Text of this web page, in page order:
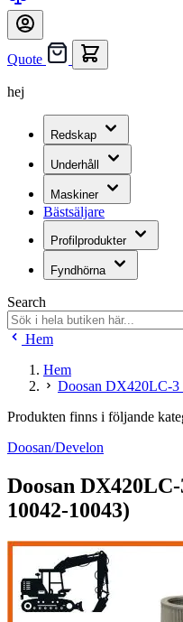
Quote
hej
Redskap
Underhåll
Maskiner
Bästsäljare
Profilprodukter
Fyndhörna
Search
Hem
Hem
Doosan DX420LC-3
Produkten finns i följande
Doosan/Develon
Doosan
10042-10043)